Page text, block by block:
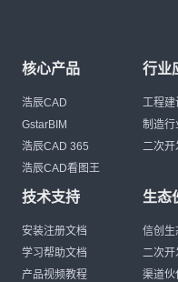
核心产品
浩辰CAD
GstarBIM
浩辰CAD 365
浩辰CAD看图王
行业
工程
制造行
二次开
技术支持
安装注册文档
学习帮助文档
产品视频教程
生态
信创生
二次
渠道伙